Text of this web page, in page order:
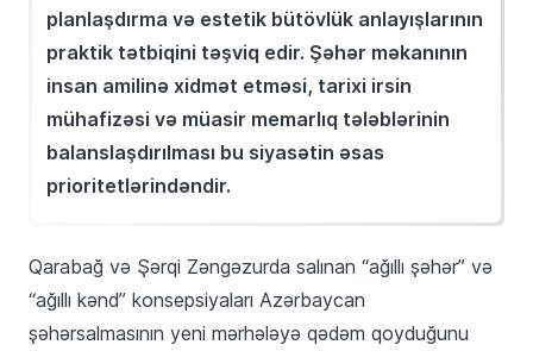
planlaşdırma və estetik bütövlük anlayışlarının
praktik tətbiqini təşviq edir. Şəhər məkanının
insan amilinə xidmət etməsi, tarixi irsin
mühafizəsi və müasir memarlıq tələblərinin
balanslaşdırılması bu siyasətin əsas
prioritetlərindəndir.
Qarabağ və Şərqi Zəngəzurda salınan “ağıllı şəhər” və
“ağıllı kənd” konsepsiyaları Azərbaycan
şəhərsalmasının yeni mərhələyə qədəm qoyduğunu